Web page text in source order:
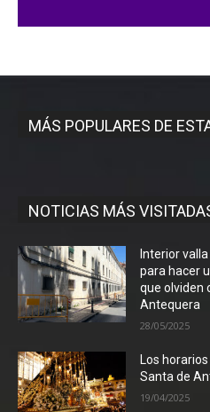
MÁS POPULARES DE
NOTICIAS MÁS
Interior
para hacer
que olviden
Antequera
28/05/2025
Los
Santa de
19/04/2025